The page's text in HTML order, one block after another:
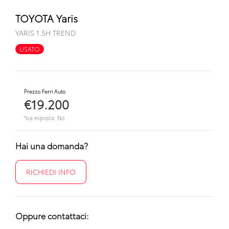
TOYOTA Yaris
YARIS 1.5H TREND
USATO
Prezzo Ferri Auto
€19.200
*Iva esposta: No
Hai una domanda?
RICHIEDI INFO
Oppure contattaci: